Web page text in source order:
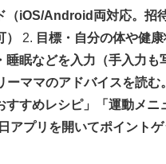
（iOS/Android両対応。招
2. 目標・自分の体や健
睡眠などを入力（手入力も
ーママのアドバイスを読む
すすめレシピ」「運動メニ
アプリを開いてポイント